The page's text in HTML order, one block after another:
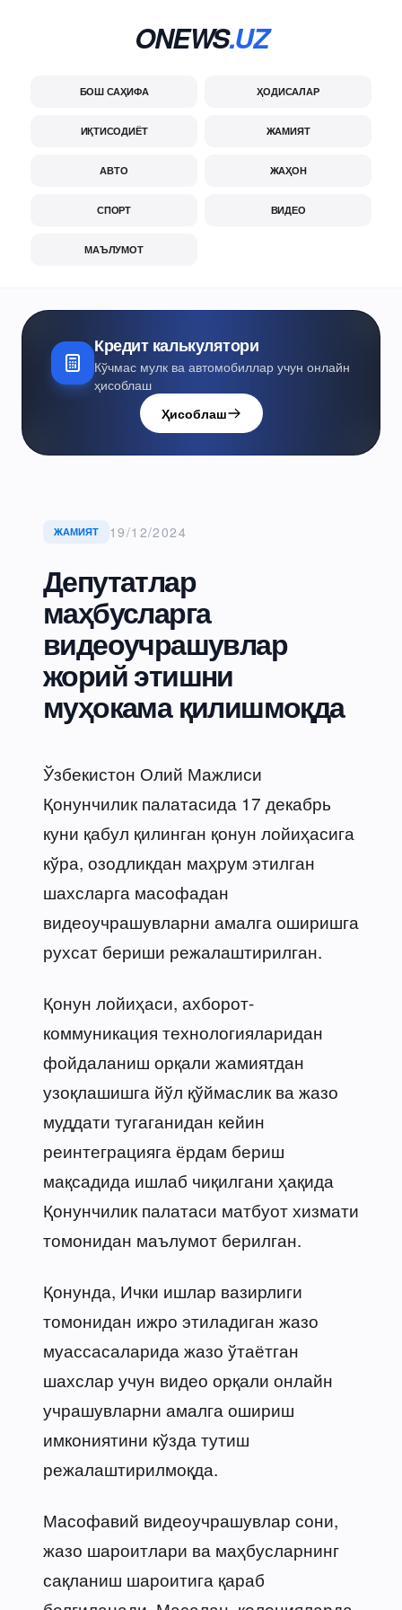
ONEWS.UZ
БОШ САҲИФА ҲОДИСАЛАР
ИҚТИСОДИЁТ ЖАМИЯТ
АВТО ЖАҲОН
СПОРТ ВИДЕО
МАЪЛУМОТ
Кредит калькулятори
Кўчмас мулк ва автомобиллар учун онлайн
ҳисоблаш
Ҳисоблаш
ЖАМИЯТ 19/12/2024
Депутатлар
маҳбусларга
видеоучрашувлар
жорий этишни
муҳокама қилишмоқда
Ўзбекистон Олий Мажлиси
Қонунчилик палатасида 17 декабрь
куни қабул қилинган қонун лойиҳасига
кўра, озодликдан маҳрум этилган
шахсларга масофадан
видеоучрашувларни амалга оширишга
рухсат бериши режалаштирилган.
Қонун лойиҳаси, ахборот-
коммуникация технологияларидан
фойдаланиш орқали жамиятдан
узоқлашишга йўл қўймаслик ва жазо
муддати тугаганидан кейин
реинтеграцияга ёрдам бериш
мақсадида ишлаб чиқилгани ҳақида
Қонунчилик палатаси матбуот хизмати
томонидан маълумот берилган.
Қонунда, Ички ишлар вазирлиги
томонидан ижро этиладиган жазо
муассасаларида жазо ўтаётган
шахслар учун видео орқали онлайн
учрашувларни амалга ошириш
имкониятини кўзда тутиш
режалаштирилмоқда.
Масофавий видеоучрашувлар сони,
жазо шароитлари ва маҳбусларнинг
сақланиш шароитига қараб